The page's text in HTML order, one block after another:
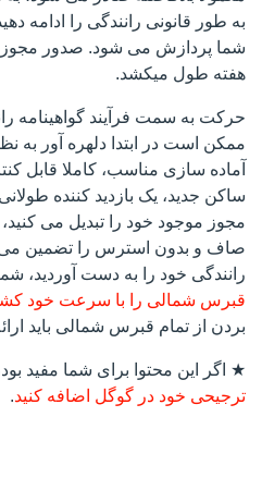
به طور قانونی رانندگی را ادامه
شما پردازش می شود. صدور مجوز
هفته طول میکشد.
حرکت به سمت فرآیند گواهینامه
ممکن است در ابتدا دلهره آور به
آماده سازی مناسب، کاملا قابل
ساکن جدید، یک بازدید کننده
مجوز موجود خود را تبدیل می
صاف و بدون استرس را تضمین می
رانندگی خود را به دست آوردید،
قبرس شمالی را با سرعت خود
بردن از تمام قبرس شمالی باید
★ اگر این محتوا برای شما مفید
ترجیحی خود در گوگل اضافه کنید.